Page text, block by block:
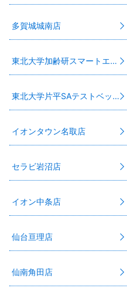
多賀城城南店
東北大学加齢研スマートエイジング･スクエア店
東北大学片平SAテストベッド店
イオンタウン名取店
セラビ岩沼店
イオン中条店
仙台亘理店
仙南角田店